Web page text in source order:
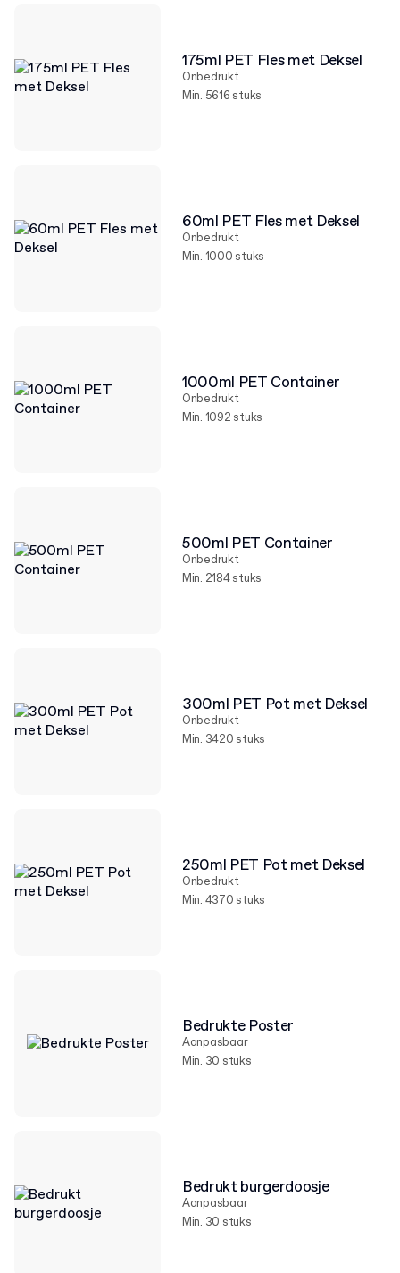
175ml PET Fles met Deksel
Onbedrukt
Min. 5616 stuks
60ml PET Fles met Deksel
Onbedrukt
Min. 1000 stuks
1000ml PET Container
Onbedrukt
Min. 1092 stuks
500ml PET Container
Onbedrukt
Min. 2184 stuks
300ml PET Pot met Deksel
Onbedrukt
Min. 3420 stuks
250ml PET Pot met Deksel
Onbedrukt
Min. 4370 stuks
Bedrukte Poster
Aanpasbaar
Min. 30 stuks
Bedrukt burgerdoosje
Aanpasbaar
Min. 30 stuks